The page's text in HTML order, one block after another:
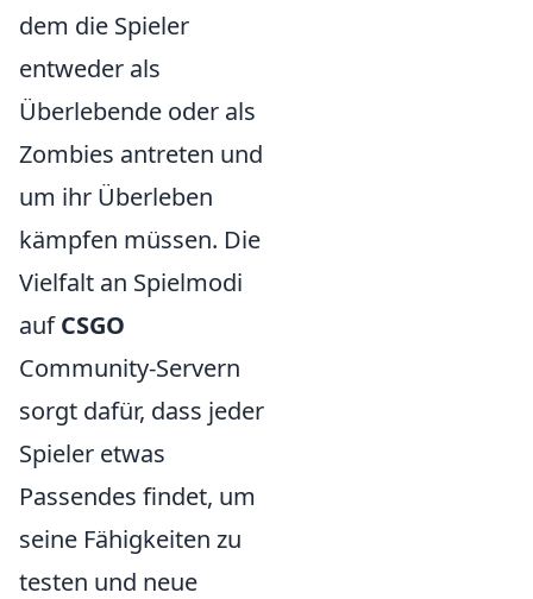
dem die Spieler
entweder als
Überlebende oder als
Zombies antreten und
um ihr Überleben
kämpfen müssen. Die
Vielfalt an Spielmodi
aufCSGO
Community-Servern
sorgt dafür, dass jeder
Spieler etwas
Passendes findet, um
seine Fähigkeiten zu
testen und neue